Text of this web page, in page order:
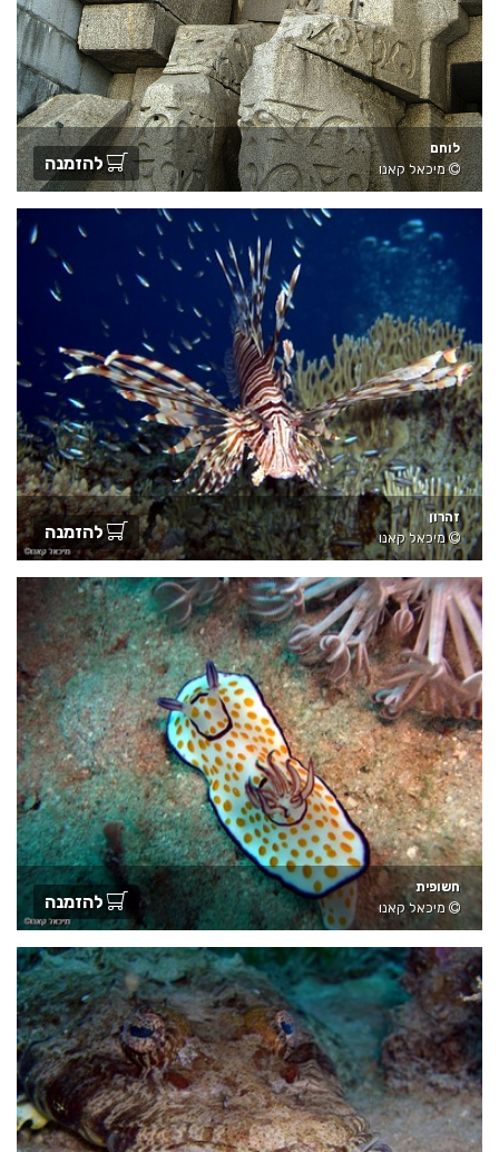
לוחם
מיכאל קאנו
להזמנה
זהרון
מיכאל קאנו
להזמנה
חשופית
מיכאל קאנו
להזמנה